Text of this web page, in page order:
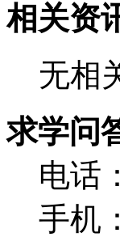
相关资
无相
求学问
电话
手机